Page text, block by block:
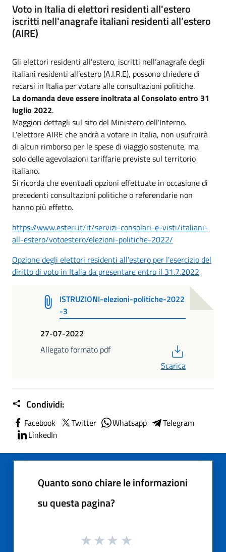
Voto in Italia di elettori residenti all'estero
iscritti nell'anagrafe italiani residenti all’estero
(AIRE)
Gli elettori residenti all’estero, iscritti nell’anagrafe degli
italiani residenti all’estero (A.I.R.E), possono chiedere di
recarsi in Italia per votare alle consultazioni politiche.
La domanda deve essere inoltrata al Consolato entro 31
luglio 2022.
Maggiori dettagli sul sito del Ministero dell'Interno.
L'elettore AIRE che andrà a votare in Italia, non usufruirà
di alcun rimborso per le spese di viaggio sostenute, ma
solo delle agevolazioni tariffarie previste sul territorio
italiano.
Si ricorda che eventuali opzioni effettuate in occasione di
precedenti consultazioni politiche o referendarie non
hanno più effetto.
https://www.esteri.it/it/servizi-consolari-e-visti/italiani-
all-estero/votoestero/elezioni-politiche-2022/
Opzione degli elettori residenti all’estero per l’esercizio del
diritto di voto in Italia da presentare entro il 31.7.2022
ISTRUZIONI-elezioni-politiche-2022
-3
27-07-2022
Allegato formato pdf
Scarica
Condividi:
Facebook Twitter Whatsapp
Telegram
LinkedIn
Quanto sono chiare le informazioni
su questa pagina?